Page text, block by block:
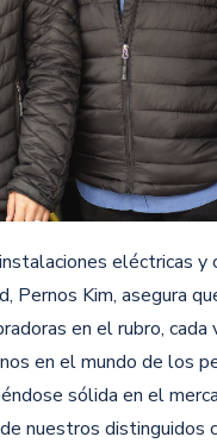
eléctricas y
Pernos Kim, asegura
en el rubro, cada
en el mundo de los
sólida en el
nuestros distinguidos